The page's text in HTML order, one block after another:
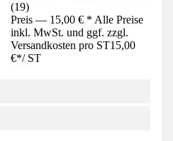
(19)
Preis — 15,00 € * Alle Preise
inkl. MwSt. und ggf. zzgl.
Versandkosten pro ST15,00
€*/ ST